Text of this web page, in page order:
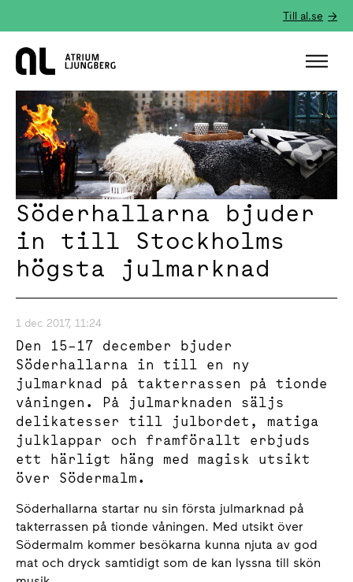
Till al.se
Hem
Söderhallarna bjuder
in till Stockholms
högsta julmarknad
1 dec 2017, 11:24
Den 15–17 december bjuder
Söderhallarna in till en ny
julmarknad på takterrassen på tionde
våningen. På julmarknaden säljs
delikatesser till julbordet, matiga
julklappar och framförallt erbjuds
ett härligt häng med magisk utsikt
över Södermalm.
Söderhallarna startar nu sin första julmarknad på
takterrassen på tionde våningen. Med utsikt över
Södermalm kommer besökarna kunna njuta av god
mat och dryck samtidigt som de kan lyssna till skön